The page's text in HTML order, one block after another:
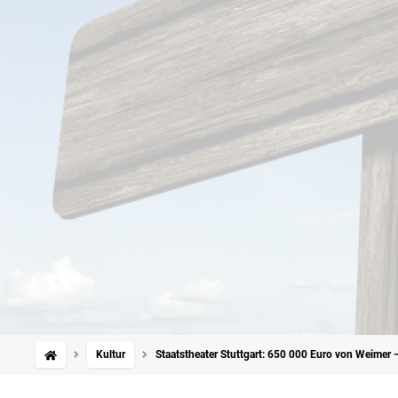
Kultur Staatstheater Stuttgart: 650 000 Euro von